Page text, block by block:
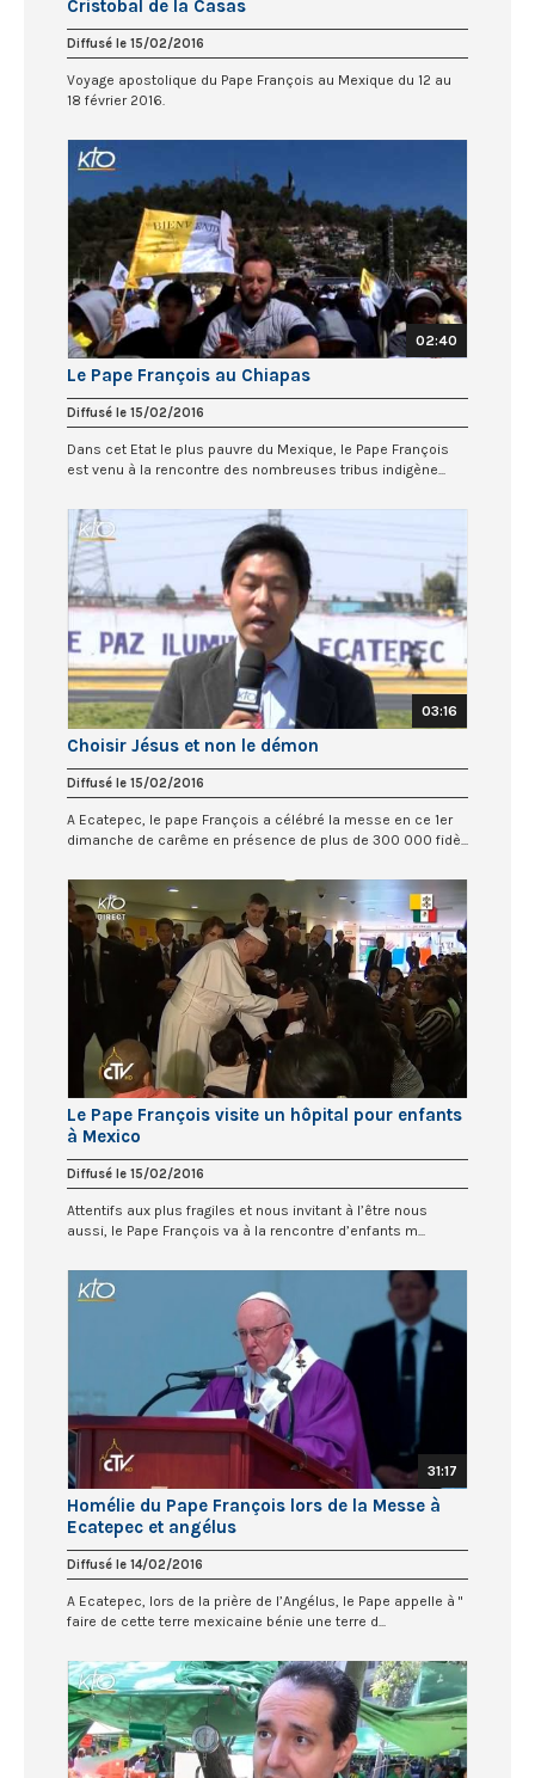
Cristobal de la Casas
Diffusé le 15/02/2016
Voyage apostolique du Pape François au Mexique du 12 au
18 février 2016.
02:40
Le Pape François au Chiapas
Diffusé le 15/02/2016
Dans cet Etat le plus pauvre du Mexique, le Pape François
est venu à la rencontre des nombreuses tribus indigène...
03:16
Choisir Jésus et non le démon
Diffusé le 15/02/2016
A Ecatepec, le pape François a célébré la messe en ce 1er
dimanche de carême en présence de plus de 300 000 fidè...
Le Pape François visite un hôpital pour enfants
à Mexico
Diffusé le 15/02/2016
Attentifs aux plus fragiles et nous invitant à l’être nous
aussi, le Pape François va à la rencontre d’enfants m...
31:17
Homélie du Pape François lors de la Messe à
Ecatepec et angélus
Diffusé le 14/02/2016
A Ecatepec, lors de la prière de l’Angélus, le Pape appelle à "
faire de cette terre mexicaine bénie une terre d...